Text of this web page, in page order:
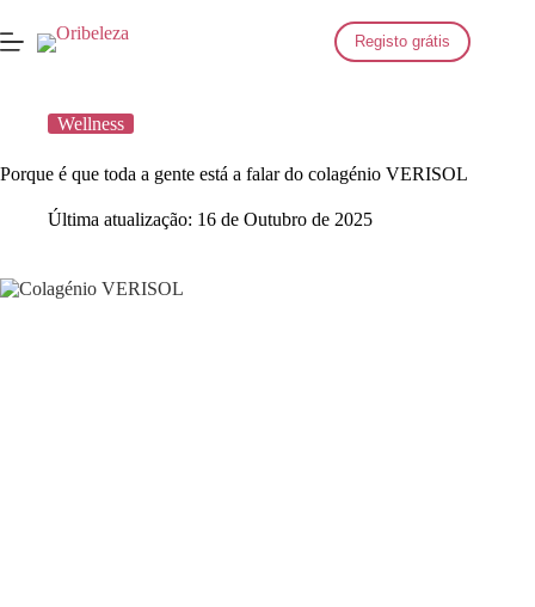
para
o
Registo grátis
Wellness
Porque é que toda a gente está a falar do colagénio VERISOL
Última atualização: 16 de Outubro de 2025